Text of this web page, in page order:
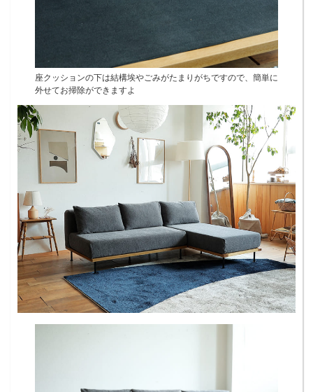
座クッションの下は結構埃やごみがたまりがちですので、簡単に
外せてお掃除ができますよ